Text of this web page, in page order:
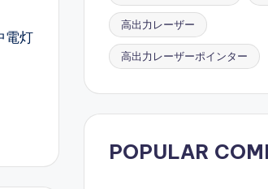
電灯
高出力レーザー
高出力レーザーポインター
POPULAR